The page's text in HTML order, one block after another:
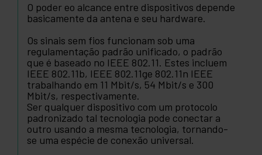
O poder eo alcance entre dispositivos depende
basicamente da antena e seu hardware.
Os sinais sem fios funcionam sob uma
regulamentação padrão unificado, o padrão
que é baseado no IEEE 802.11. Estes incluem
IEEE 802.11b, IEEE 802.11ge 802.11n IEEE
trabalhando em 11 Mbit/s, 54 Mbit/s e 300
Mbit/s, respectivamente.
Ser qualquer dispositivo com um protocolo
padronizado tal tecnologia pode conectar a
outro usando a mesma tecnologia, tornando-
se uma espécie de conexão universal.